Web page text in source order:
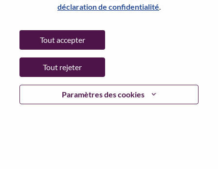
déclaration de confidentialité.
Paramètres des cookies
Tout accepter
Tout rejeter
Continue
Go Back